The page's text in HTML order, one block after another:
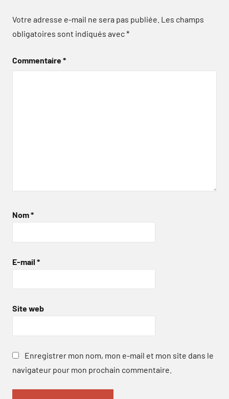
Votre adresse e-mail ne sera pas publiée. Les champs
obligatoires sont indiqués avec*
Commentaire*
Nom*
E-mail *
Site web
Enregistrer mon nom, mon e-mail et mon site dans le
navigateur pour mon prochain commentaire.